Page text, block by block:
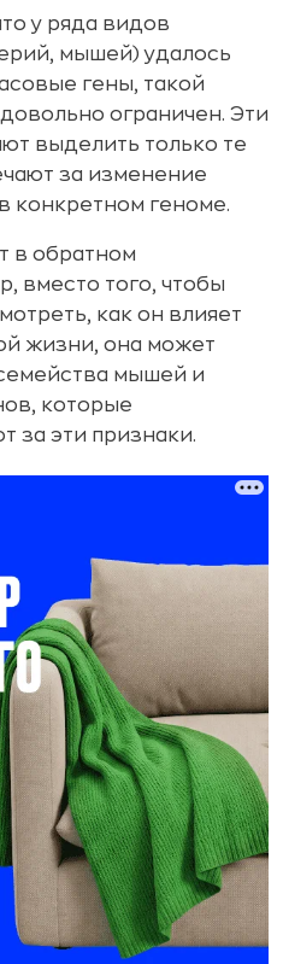
у ряда видов
мышей) удалось
гены, такой
ограничен. Эти
выделить только те
за изменение
конкретном геноме.
в обратном
вместо того, чтобы
как он влияет
жизни, она может
мышей и
которые
за эти признаки.